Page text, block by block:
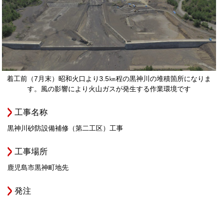
着工前（7月末）昭和火口より3.5㎞程の黒神川の堆積箇所になりま
す。風の影響により火山ガスが発生する作業環境です
工事名称
黒神川砂防設備補修（第二工区）工事
工事場所
鹿児島市黒神町地先
発注